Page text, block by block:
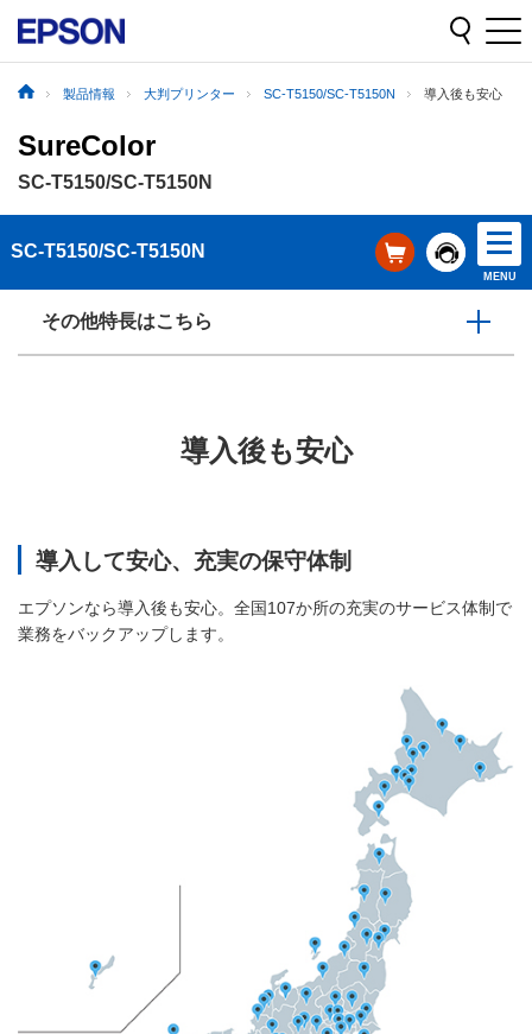
製品情報 大判プリンター SC-T5150/SC-T5150N 導入後も安心
SureColor
SC-T5150/SC-T5150N
SC-T5150/SC-T5150N
MENU
その他特長はこちら
導入後も安心
導入して安心、充実の保守体制
エプソンなら導入後も安心。全国107か所の充実のサービス体制で
業務をバックアップします。